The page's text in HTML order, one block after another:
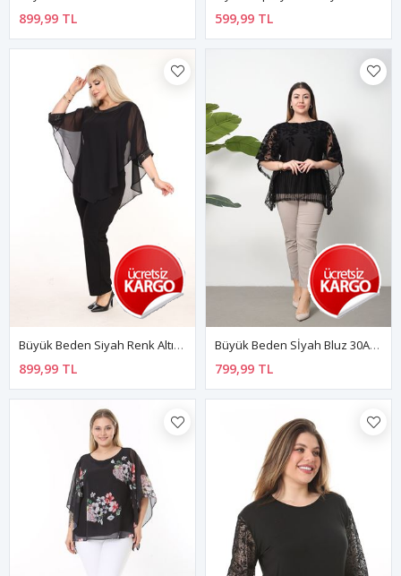
899,99 TL 599,99 TL
Büyük Beden Siyah Renk Altın Detaylı Trend Bluz 26B-2594
899,99 TL
Büyük Beden Sİyah Bluz 30A-2557
799,99 TL